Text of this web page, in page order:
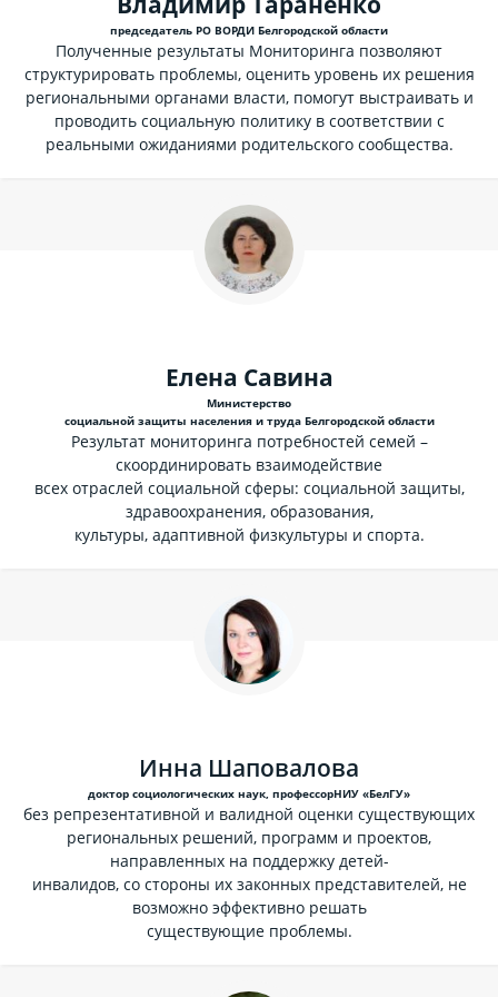
председатель РО ВОРДИ Белгородской области
Полученные результаты Мониторинга позволяют
структурировать проблемы, оценить уровень их решения
региональными органами власти, помогут выстраивать и
проводить социальную политику в соответствии с
реальными ожиданиями родительского сообщества.
Елена Савина
Министерство
социальной защиты населения и труда Белгородской области
Результат мониторинга потребностей семей –
скоординировать взаимодействие
всех отраслей социальной сферы: социальной защиты,
здравоохранения, образования,
культуры, адаптивной физкультуры и спорта.
Инна Шаповалова
доктор социологических наук, профессорНИУ «БелГУ»
без репрезентативной и валидной оценки существующих
региональных решений, программ и проектов,
направленных на поддержку детей-
инвалидов, со стороны их законных представителей, не
возможно эффективно решать
существующие проблемы.